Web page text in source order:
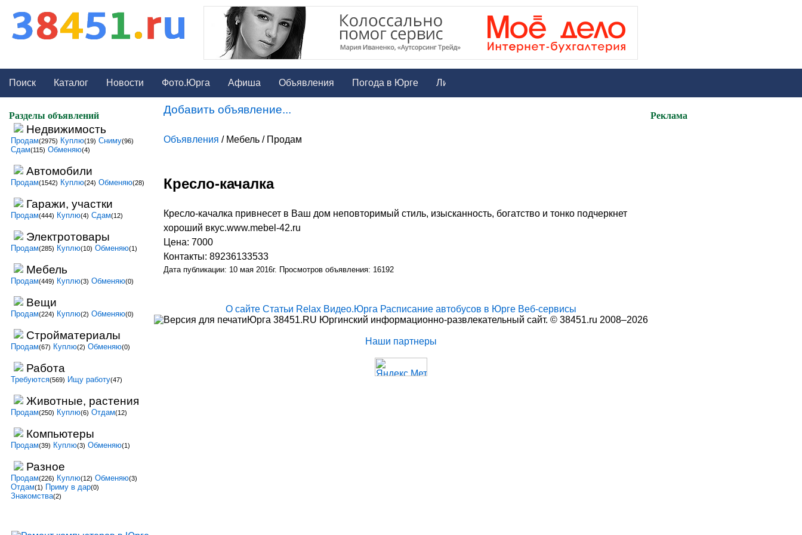
Поиск Каталог Новости Фото.Юрга Афиша Объявления Погода в Юрге
Добавить объявление...
Объявления / Мебель / Продам
Кресло-качалка
Кресло-качалка привнесет в Ваш дом неповторимый стиль, изысканность, богатство и тонко подчеркнет
хороший вкус.www.mebel-42.ru
Цена: 7000
Контакты: 89236133533
Дата публикации: 10 мая 2016г. Просмотров объявления: 16192
Разделы объявлений
Недвижимость
Продам(2975) Куплю(19) Сниму(96)
Сдам(115) Обменяю(4)
Автомобили
Продам(1542) Куплю(24) Обменяю(28)
Гаражи, участки
Продам(444) Куплю(4) Сдам(12)
Электротовары
Продам(285) Куплю(10) Обменяю(1)
Мебель
Продам(449) Куплю(3) Обменяю(0)
Вещи
Продам(224) Куплю(2) Обменяю(0)
Стройматериалы
Продам(67) Куплю(2) Обменяю(0)
Работа
Требуются(569) Ищу работу(47)
Животные, растения
Продам(250) Куплю(6) Отдам(12)
Компьютеры
Продам(39) Куплю(3) Обменяю(1)
Разное
Продам(226) Куплю(12) Обменяю(3)
Отдам(1) Приму в дар(0)
Знакомства(2)
Реклама
О сайте Статьи Relax Видео.Юрга Расписание автобусов в Юрге Веб-сервисы
Юрга 38451.RU Юргинский информационно-развлекательный сайт. © 38451.ru 2008–2026
Наши партнеры